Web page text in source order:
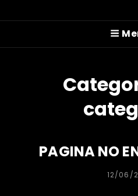
PAGINA NO
12/06/